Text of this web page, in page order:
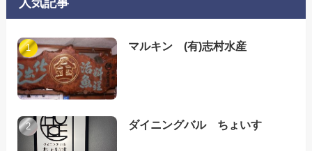
人気記事
マルキン (有)志村水産
ダイニングバル ちょいす